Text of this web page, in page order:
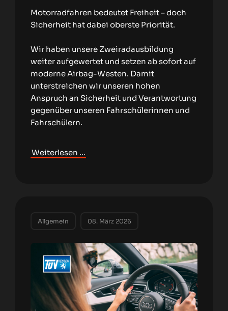
Motorradfahren bedeutet Freiheit – doch
Sicherheit hat dabei oberste Priorität.
Wir haben unsere Zweiradausbildung
weiter aufgewertet und setzen ab sofort auf
moderne Airbag-Westen. Damit
unterstreichen wir unseren hohen
Anspruch an Sicherheit und Verantwortung
gegenüber unseren Fahrschülerinnen und
Fahrschülern.
Weiterlesen …
Allgemein 08. März 2026